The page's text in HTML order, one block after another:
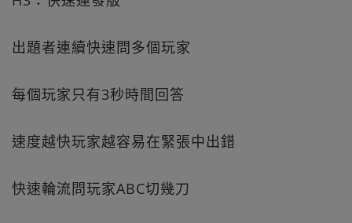
出題者連續快速問多個玩家
每個玩家只有3秒時間回答
速度越快玩家越容易在緊張中出錯
快速輪流問玩家ABC切幾刀